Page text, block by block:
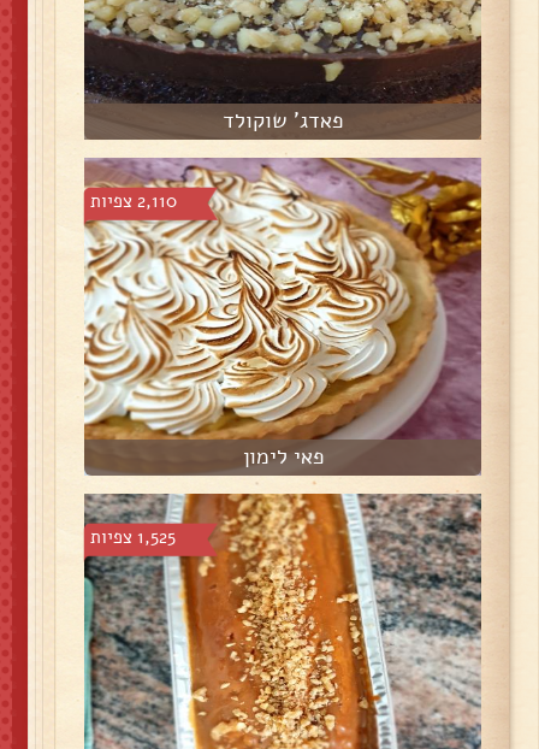
פאדג' שוקולד
2,110 צפיות
פאי לימון
1,525 צפיות